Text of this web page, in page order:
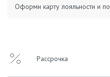
Оформи карту лояльности и
Рассрочка